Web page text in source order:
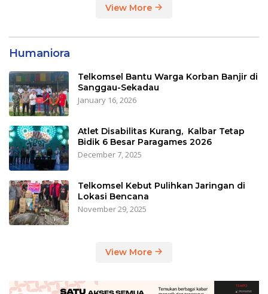
View More
Humaniora
Telkomsel Bantu Warga Korban Banjir di
Sanggau-Sekadau
January 16, 2026
Atlet Disabilitas Kurang, Kalbar Tetap
Bidik 6 Besar Paragames 2026
December 7, 2025
Telkomsel Kebut Pulihkan Jaringan di
Lokasi Bencana
November 29, 2025
View More